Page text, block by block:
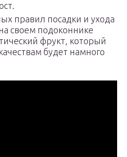
правил посадки и ухода
своем подоконнике
фрукт, который
будет намного